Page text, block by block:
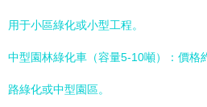
用于小區綠化或小型工程。
中型園林綠化車（容量5-10噸）：價格
路綠化或中型園區。